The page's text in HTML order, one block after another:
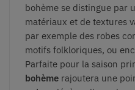
bohème se distingue par
matériaux et de textures
par exemple des robes
motifs folkloriques, ou
Parfaite pour la saison
bohème rajoutera une